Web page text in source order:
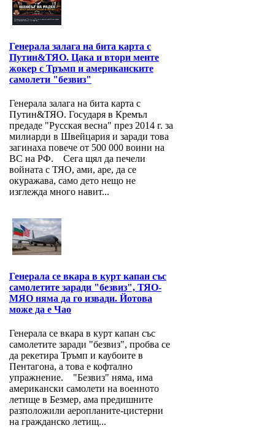
Генерала залага на бита карта с
Путин&ТЯО. Цака и втори менте
жокер с Тръмп и американските
самолети "безвиз"
Генерала залага на бита карта с
Путин&ТЯО. Государя в Кремъл
предаде "Русская весна" през 2014 г. за
милиарди в Швейцария и заради това
загинаха повече от 500 000 воини на
ВС на РФ. Сега щял да печели
войната с ТЯО, ами, аре, да се
окуражава, само дето нещо не
изглежда много навит...
Генерала се вкара в курт капан със
самолетите заради "безвиз", ТЯО-
МЯО няма да го извади. Йотова
може да е Чао
Генерала се вкара в курт капан със
самолетите заради "безвиз", пробва се
да рекетира Тръмп и каубоите в
Пентагона, а това е кофтално
упражнение. "Безвиз" няма, има
американски самолети на военното
летище в Безмер, ама предишните
разположили аеропланите-цистерни
на гражданско летищ...